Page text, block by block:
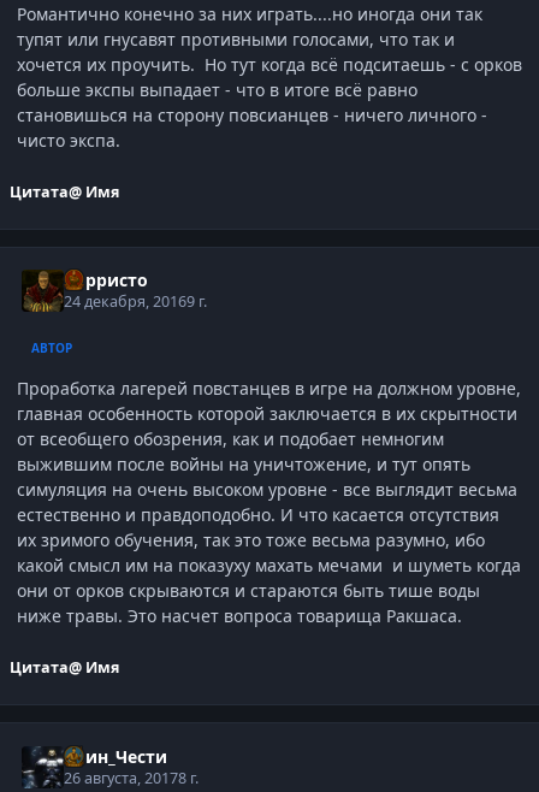
Романтично конечно за них играть....но иногда они так
тупят или гнусавят противными голосами, что так и
хочется их проучить. Но тут когда всё подситаешь - с орков
больше экспы выпадает - что в итоге всё равно
становишься на сторону повсианцев - ничего личного -
чисто экспа.
Цитата@ Имя
Корристо
24 декабря, 20169 г.
АВТОР
Проработка лагерей повстанцев в игре на должном уровне,
главная особенность которой заключается в их скрытности
от всеобщего обозрения, как и подобает немногим
выжившим после войны на уничтожение, и тут опять
симуляция на очень высоком уровне - все выглядит весьма
естественно и правдоподобно. И что касается отсутствия
их зримого обучения, так это тоже весьма разумно, ибо
какой смысл им на показуху махать мечами и шуметь когда
они от орков скрываются и стараются быть тише воды
ниже травы. Это насчет вопроса товарища Ракшаса.
Цитата@ Имя
Воин_Чести
26 августа, 20178 г.